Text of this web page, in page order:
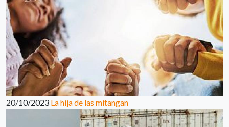
20/10/2023 La hija de las mitangan